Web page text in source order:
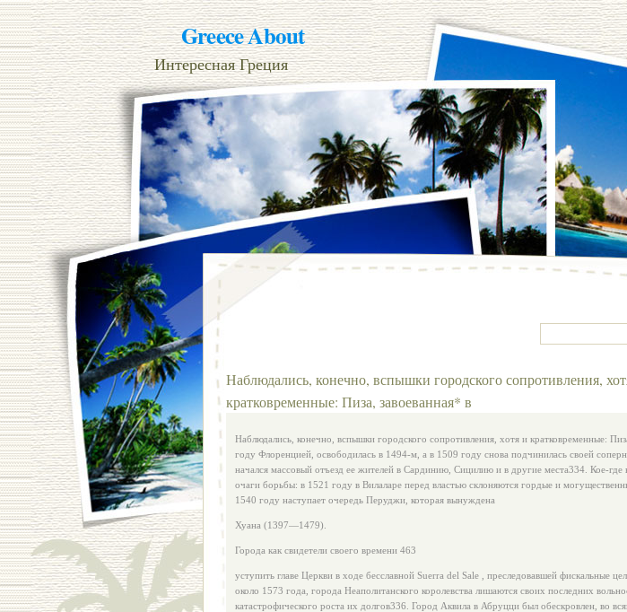
Greece About
Интересная Греция
Наблюдались, конечно, вспышки городского сопротивления,
кратковременные: Пиза, завоеванная* в
Наблюдались, конечно, вспышки городского сопротивления, хотя и кратковременные:
году Флоренцией, осво­бодилась в 1494-м, а в 1509 году снова подчинилась своей
начался массовый отъезд ее жителей в Сардинию, Сицилию и в другие места334. Кое-где
очаги борьбы: в 1521 го­ду в Вилаларе перед властью склоняются гордые и
1540 году наступает очередь Перуджи, которая вынуждена
Хуана (1397—1479).
Города как свидетели своего времени 463
уступить главе Церкви в ходе бесславной Suerra del Sale , преследовав­шей фискальные
около 1573 года, города Не­аполитанского королевства лишаются своих последних
катастрофического роста их долгов336. Город Аквила в Абруцци был обескровлен, во